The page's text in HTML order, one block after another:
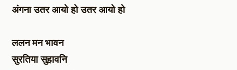
अंगना उतर आयो हो उतर आयो हो
ललन मन भावन
सुरतिया सुहावनि